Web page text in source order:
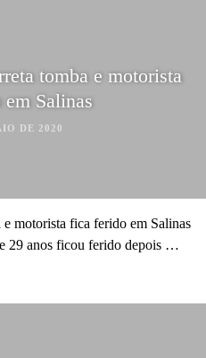
tomba e motorista
Salinas
DE 2020
motorista fica ferido em Salinas
29 anos ficou ferido depois …